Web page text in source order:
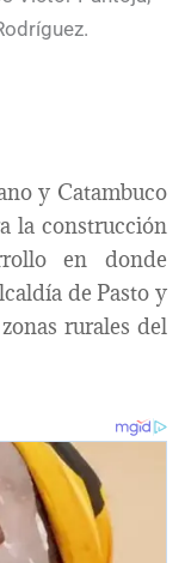
y Catambuco
la construcción
en donde
de Pasto y
rurales del